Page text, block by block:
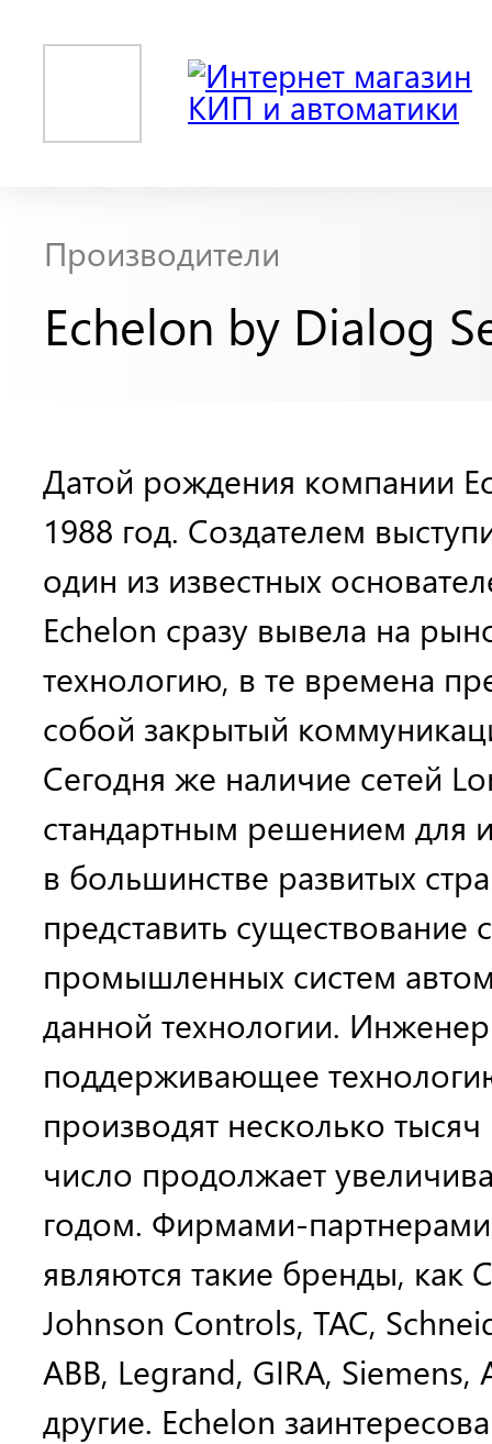
Производители
Echelon by Dialog
Датой рождения компании
1988 год. Создателем
один из известных
Echelon сразу вывела на
технологию, в те времена
собой закрытый
Сегодня же наличие сетей
стандартным решением для
в большинстве развитых
представить
промышленных систем
данной технологии.
поддерживающее
производят несколько
число продолжает
годом. Фирмами-
являются такие бренды, как
Johnson Controls, TAC,
ABB, Legrand, GIRA, Siemens,
другие. Echelon